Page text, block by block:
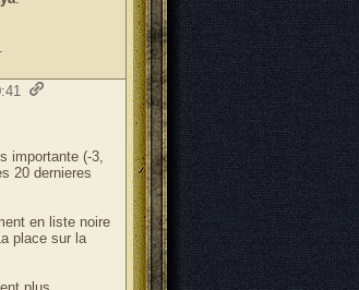
importante (-3,
20 dernieres
en liste noire
place sur la